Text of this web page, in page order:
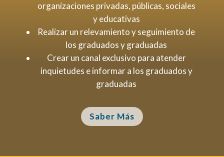
organizaciones privadas, públicas, sociales
y educativas
Realizar un relevamiento y seguimiento de
los graduados y graduadas
Crear un canal exclusivo para atender
inquietudes e informar a los graduados y
graduadas
Saber Más